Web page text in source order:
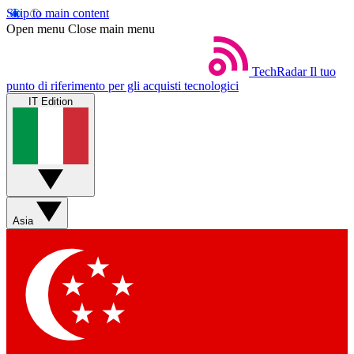
Skip to main content
Open menu Close main menu
TechRadar Il tuo
punto di riferimento per gli acquisti tecnologici
IT Edition
Asia